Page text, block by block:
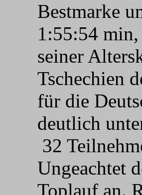
Bestmarke
1:55:54
seiner
Tschechien
für die
deutlich
32
Ungeachtet
Toplauf an.